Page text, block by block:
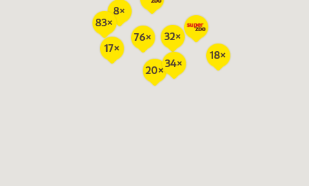
76×
83×
17×
8×
32×
34×
18×
20×